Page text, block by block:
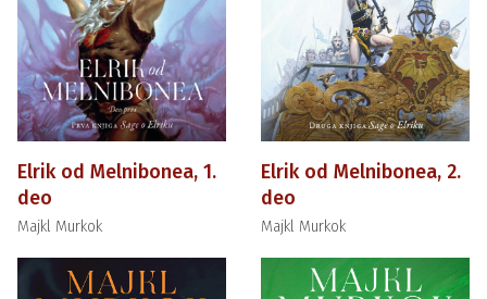
Elrik od Melnibonea, 1.
deo
Majkl Murkok
Elrik od Melnibonea, 2.
deo
Majkl Murkok